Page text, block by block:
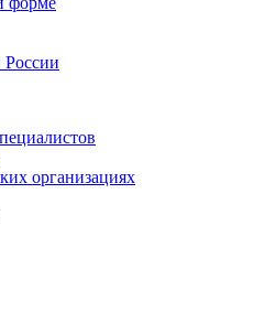
России
организациях